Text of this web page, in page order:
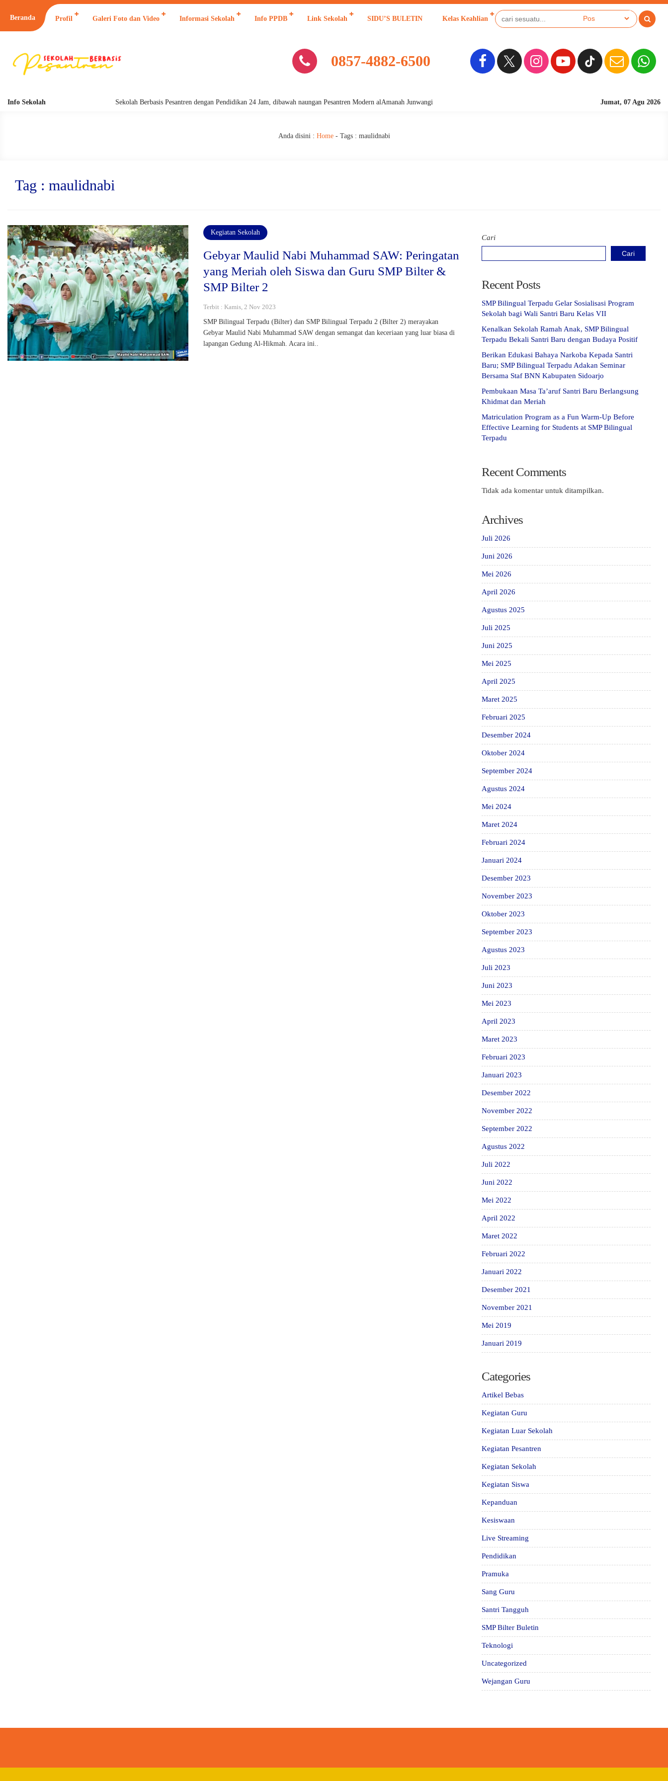
Beranda Profil Galeri Foto dan Video Informasi Sekolah Info PPDB Link Sekolah SIDU’S BULETIN Kelas Keahlian
0857-4882-6500
Info Sekolah Jumat, 07 Agu 2026
Sekolah
Sekolah Berbasis Pesantren dengan Pendidikan 24 Jam, dibawah naungan Pesantren Modern alAmanah Junwangi
Anda disini : Home- Tags : maulidnabi
Tag : maulidnabi
Kegiatan Sekolah
Gebyar Maulid Nabi Muhammad SAW: Peringatan
yang Meriah oleh Siswa dan Guru SMP Bilter &
SMP Bilter 2
Terbit : Kamis, 2 Nov 2023
SMP Bilingual Terpadu (Bilter) dan SMP Bilingual Terpadu 2 (Bilter 2) merayakan
Gebyar Maulid Nabi Muhammad SAW dengan semangat dan keceriaan yang luar biasa di
lapangan Gedung Al-Hikmah. Acara ini..
Cari
Cari
Recent Posts
SMP Bilingual Terpadu Gelar Sosialisasi Program
Sekolah bagi Wali Santri Baru Kelas VII
Kenalkan Sekolah Ramah Anak, SMP Bilingual
Terpadu Bekali Santri Baru dengan Budaya Positif
Berikan Edukasi Bahaya Narkoba Kepada Santri
Baru; SMP Bilingual Terpadu Adakan Seminar
Bersama Staf BNN Kabupaten Sidoarjo
Pembukaan Masa Ta’aruf Santri Baru Berlangsung
Khidmat dan Meriah
Matriculation Program as a Fun Warm-Up Before
Effective Learning for Students at SMP Bilingual
Terpadu
Recent Comments
Tidak ada komentar untuk ditampilkan.
Archives
Juli 2026
Juni 2026
Mei 2026
April 2026
Agustus 2025
Juli 2025
Juni 2025
Mei 2025
April 2025
Maret 2025
Februari 2025
Desember 2024
Oktober 2024
September 2024
Agustus 2024
Mei 2024
Maret 2024
Februari 2024
Januari 2024
Desember 2023
November 2023
Oktober 2023
September 2023
Agustus 2023
Juli 2023
Juni 2023
Mei 2023
April 2023
Maret 2023
Februari 2023
Januari 2023
Desember 2022
November 2022
September 2022
Agustus 2022
Juli 2022
Juni 2022
Mei 2022
April 2022
Maret 2022
Februari 2022
Januari 2022
Desember 2021
November 2021
Mei 2019
Januari 2019
Categories
Artikel Bebas
Kegiatan Guru
Kegiatan Luar Sekolah
Kegiatan Pesantren
Kegiatan Sekolah
Kegiatan Siswa
Kepanduan
Kesiswaan
Live Streaming
Pendidikan
Pramuka
Sang Guru
Santri Tangguh
SMP Bilter Buletin
Teknologi
Uncategorized
Wejangan Guru